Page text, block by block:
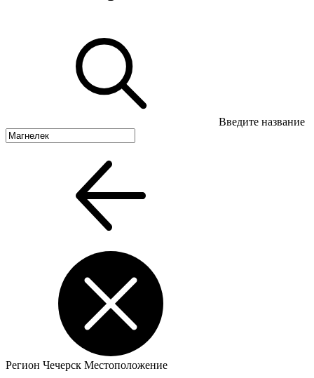
Введите название
Регион Чечерск Местоположение